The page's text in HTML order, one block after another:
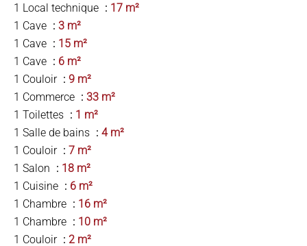
1 Local technique
17 m²
1 Cave
3 m²
1 Cave
15 m²
1 Cave
6 m²
1 Couloir
9 m²
1 Commerce
33 m²
1 Toilettes
1 m²
1 Salle de bains
4 m²
1 Couloir
7 m²
1 Salon
18 m²
1 Cuisine
6 m²
1 Chambre
16 m²
1 Chambre
10 m²
1 Couloir
2 m²